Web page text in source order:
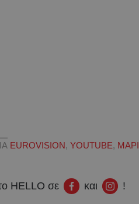
EUROVISION, YOUTUBE,
HELLO σε και !